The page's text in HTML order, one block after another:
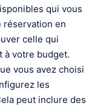
qui vous
réservation en
celle qui
à votre budget.
vous avez choisi
les
peut inclure des